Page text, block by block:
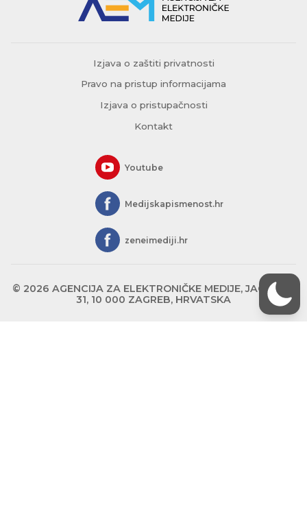
Izjava o zaštiti privatnosti
Pravo na pristup informacijama
Izjava o pristupačnosti
Kontakt
Youtube
Medijskapismenost.hr
zeneimediji.hr
© 2026 AGENCIJA ZA ELEKTRONIČKE MEDIJE, JAGIĆEVA
31, 10 000 ZAGREB, HRVATSKA